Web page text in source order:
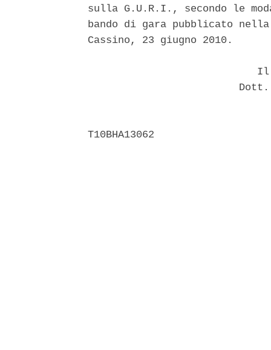
sulla G.U.R.I., secondo le
bando di gara pubblicato
Cassino, 23 giugno 2010.